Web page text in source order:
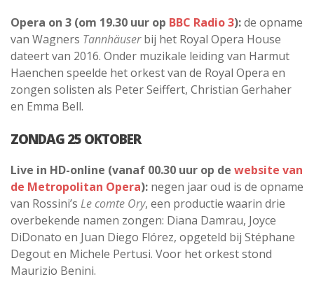
Opera on 3 (om 19.30 uur op BBC Radio 3):de opname
van Wagners Tannhäuserbij het Royal Opera House
dateert van 2016. Onder muzikale leiding van Harmut
Haenchen speelde het orkest van de Royal Opera en
zongen solisten als Peter Seiffert, Christian Gerhaher
en Emma Bell.
ZONDAG 25 OKTOBER
Live in HD-online (vanaf 00.30 uur op de website van
de Metropolitan Opera): negen jaar oud is de opname
van Rossini’s Le comte Ory, een productie waarin drie
overbekende namen zongen: Diana Damrau, Joyce
DiDonato en Juan Diego Flórez, opgeteld bij Stéphane
Degout en Michele Pertusi. Voor het orkest stond
Maurizio Benini.